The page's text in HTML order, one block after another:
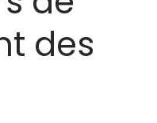
des